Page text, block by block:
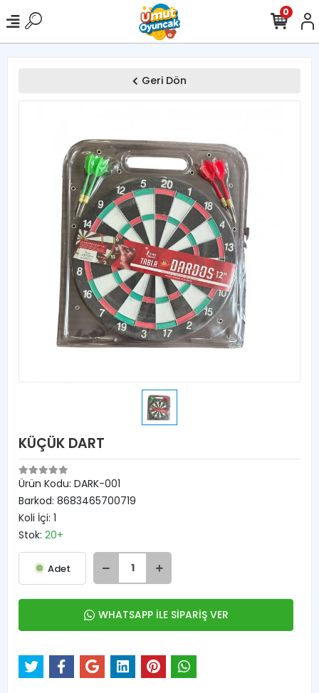
0
Geri Dön
KÜÇÜK DART
Ürün Kodu: DARK-001
Barkod: 8683465700719
Koli İçi: 1
Stok: 20+
Adet
WHATSAPP İLE SİPARİŞ VER